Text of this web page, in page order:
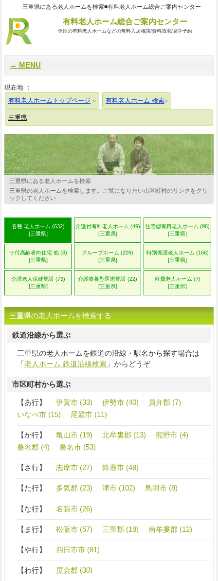
三重県にある老人ホームを検索■有料老人ホーム総合ご案内センター
有料老人ホーム総合ご案内センター
全国の有料老人ホームなどの無料入居相談/資料請求/見学予約
MENU
現在地 ：
有料老人ホームトップページ
有料老人ホーム 検索
三重県
三重県にある老人ホームを検索
三重県の老人ホームを検索します。ご覧になりたい市区町村のリンクをクリ
ックしてください
各種 老人ホーム (632)
[三重県]
介護付有料老人ホーム (49)
[三重県]
住宅型有料老人ホーム (98)
[三重県]
サ付高齢者向住宅 他 (8)
[三重県]
グループホーム (209)
[三重県]
特別養護老人ホーム (166)
[三重県]
介護老人保健施設 (73)
[三重県]
介護療養型医療施設 (22)
[三重県]
軽費老人ホーム (7)
[三重県]
三重県の老人ホームを検索する
鉄道沿線から選ぶ
三重県の老人ホームを鉄道の沿線・駅名から探す場合は
「老人ホーム 鉄道沿線検索」からどうぞ
市区町村から選ぶ
【あ行】 伊賀市 (33) 伊勢市 (40)
員弁郡 (7)
いなべ市 (15)
尾鷲市 (11)
【か行】 亀山市 (19) 北牟婁郡 (13)
熊野市 (4)
桑名郡 (4)
桑名市 (53)
【さ行】 志摩市 (27) 鈴鹿市 (48)
【た行】 多気郡 (23) 津市 (102) 鳥羽市 (8)
【な行】 名張市 (26)
【ま行】 松阪市 (57) 三重郡 (19) 南牟婁郡 (12)
【や行】 四日市市 (81)
【わ行】 度会郡 (30)